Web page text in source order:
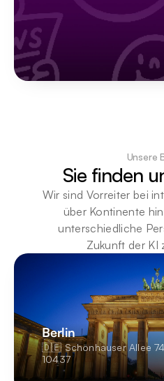
Unsere
Sie finden
Wir sind Vorreiter bei
über Kontinente
unterschiedliche
Zukunft der KI
Berlin
🇩🇪 Schönhauser Allee
10437